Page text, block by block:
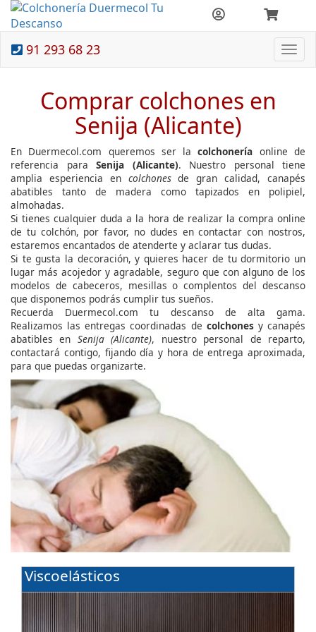
91 293 68 23
Comprar colchones en
Senija (Alicante)
En Duermecol.com queremos ser lacolchonería online de
referencia para Senija (Alicante). Nuestro personal tiene
amplia esperiencia en colchonesde gran calidad, canapés
abatibles tanto de madera como tapizados en polipiel,
almohadas.
Si tienes cualquier duda a la hora de realizar la compra online
de tu colchón, por favor, no dudes en contactar con nostros,
estaremos encantados de atenderte y aclarar tus dudas.
Si te gusta la decoración, y quieres hacer de tu dormitorio un
lugar más acojedor y agradable, seguro que con alguno de los
modelos de cabeceros, mesillas o complentos del descanso
que disponemos podrás cumplir tus sueños.
Recuerda Duermecol.com tu descanso de alta gama.
Realizamos las entregas coordinadas de colchonesy canapés
abatibles en Senija (Alicante), nuestro personal de reparto,
contactará contigo, fijando día y hora de entrega aproximada,
para que puedas organizarte.
Viscoelásticos